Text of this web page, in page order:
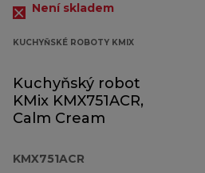
Není skladem
KUCHYŇSKÉ ROBOTY KMIX
Kuchyňský robot
KMix KMX751ACR,
Calm Cream
KMX751ACR